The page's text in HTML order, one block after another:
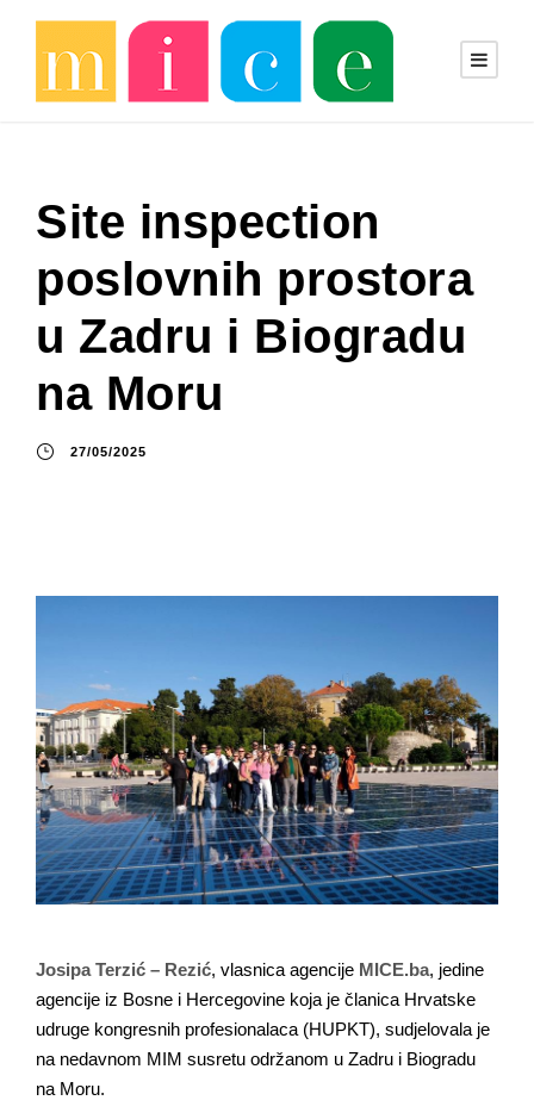
Site inspection
poslovnih prostora
u Zadru i Biogradu
na Moru
27/05/2025
Josipa Terzić – Rezić, vlasnica agencije MICE.ba, jedine
agencije iz Bosne i Hercegovine koja je članica Hrvatske
udruge kongresnih profesionalaca (HUPKT), sudjelovala je
na nedavnom MIM susretu održanom u Zadru i Biogradu
na Moru.